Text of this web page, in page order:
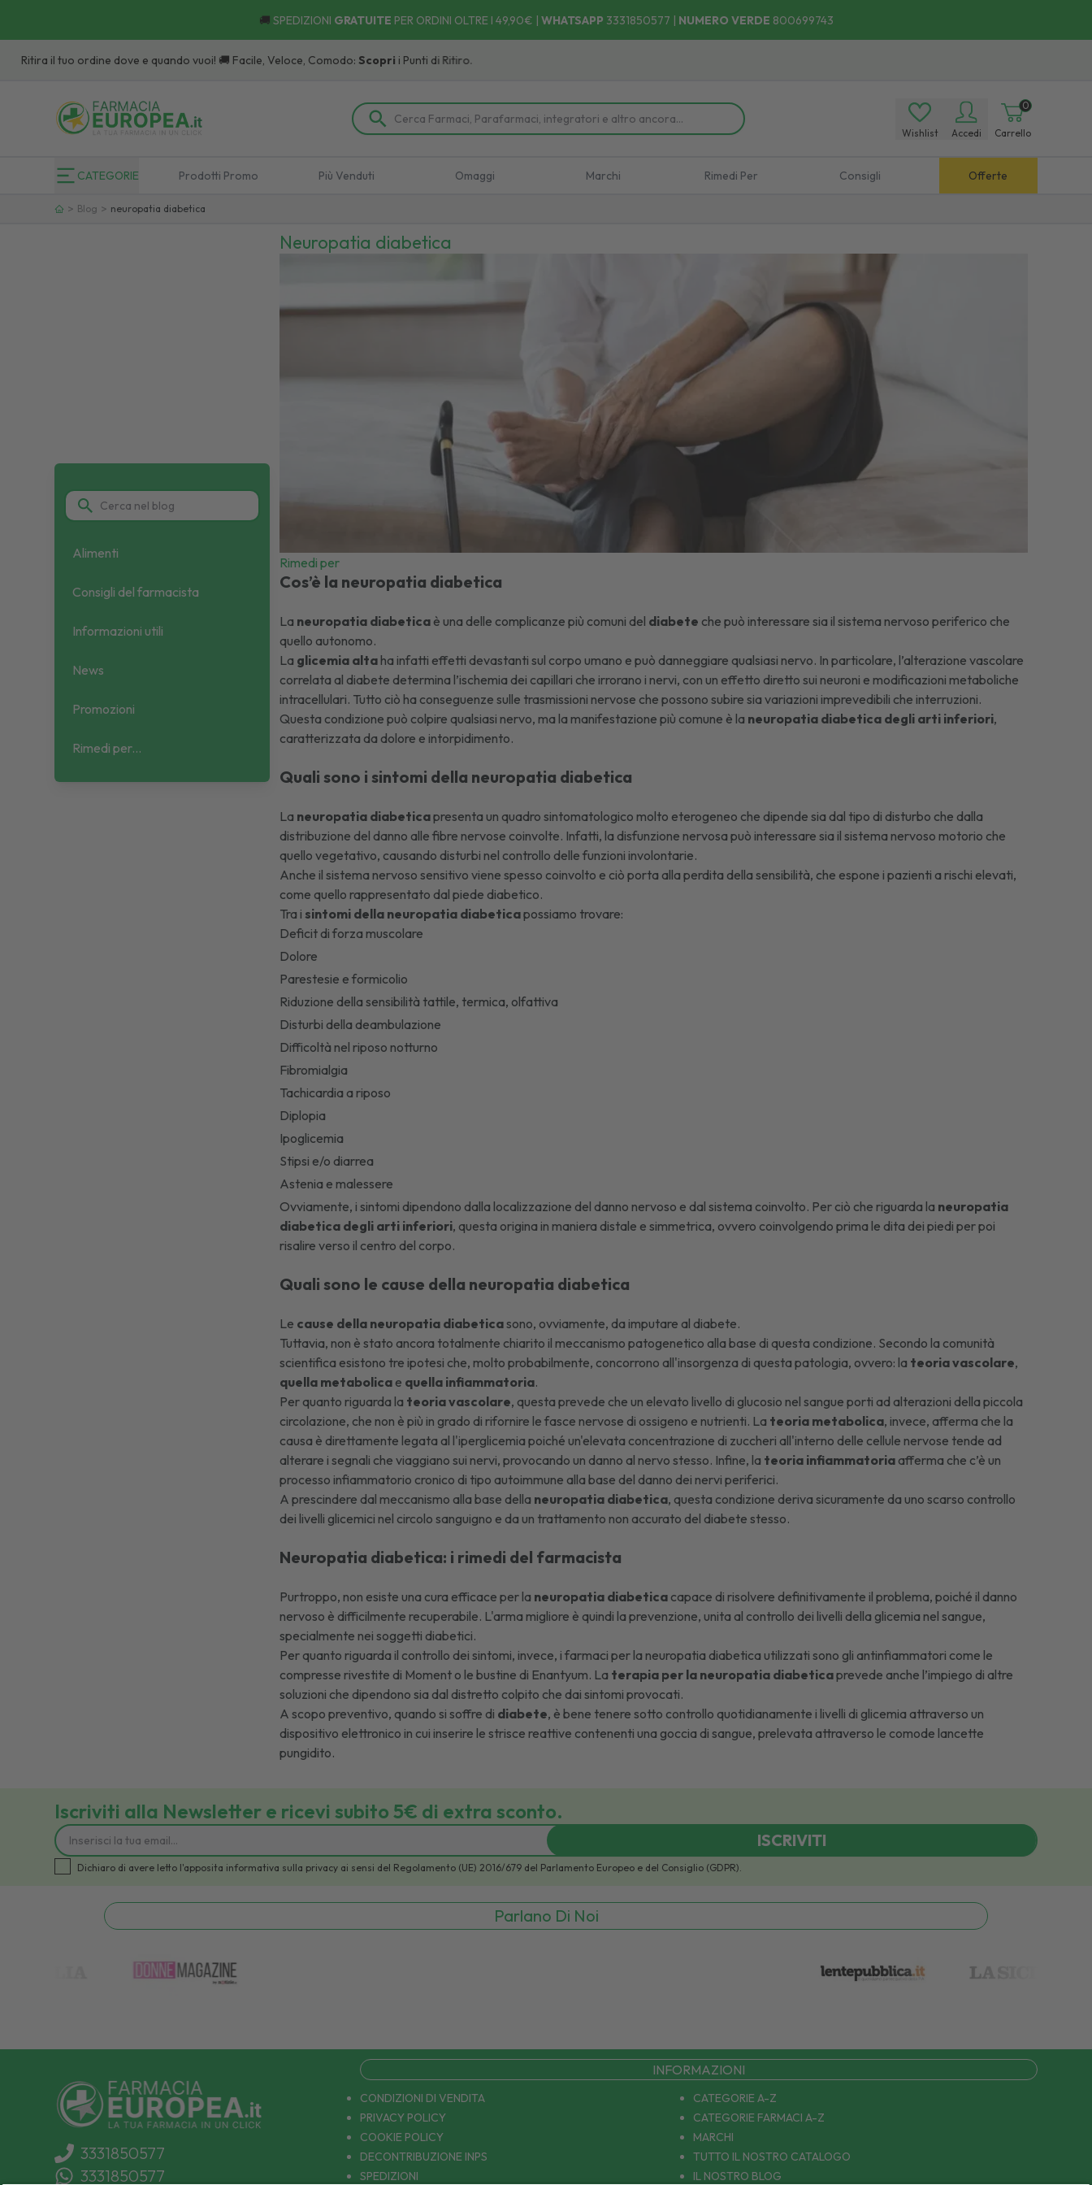
🚚 SPEDIZIONI GRATUITE PER ORDINI OLTRE I 49,90€ | WHATSAPP 3331850577 | NUMERO VERDE 800699743
tuo ordine dove e quando vuoi! 🚚 Facile, Veloce, Comodo: Scoprii Punti di Ritiro.
Wishlist Accedi
0
Carrello
CATEGORIE Prodotti Promo Più Venduti Omaggi Marchi Rimedi Per Consigli Offerte
> Blog > neuropatia diabetica
Alimenti
Consigli del farmacista
Informazioni utili
News
Promozioni
Rimedi per...
Neuropatia diabetica
Rimedi per
Cos’è la neuropatia diabetica
La neuropatia diabeticaè una delle complicanze più comuni del diabete che può interessare sia il sistema nervoso periferico che
quello autonomo.
La glicemia altaha infatti effetti devastanti sul corpo umano e può danneggiare qualsiasi nervo. In particolare, l’alterazione vascolare
correlata al diabete determina l’ischemia dei capillari che irrorano i nervi, con un effetto diretto sui neuroni e modificazioni metaboliche
intracellulari. Tutto ciò ha conseguenze sulle trasmissioni nervose che possono subire sia variazioni imprevedibili che interruzioni.
Questa condizione può colpire qualsiasi nervo, ma la manifestazione più comune è la neuropatia diabetica degli arti inferiori,
caratterizzata da dolore e intorpidimento.
Quali sono i sintomi della neuropatia diabetica
La neuropatia diabeticapresenta un quadro sintomatologico molto eterogeneo che dipende sia dal tipo di disturbo che dalla
distribuzione del danno alle fibre nervose coinvolte. Infatti, la disfunzione nervosa può interessare sia il sistema nervoso motorio che
quello vegetativo, causando disturbi nel controllo delle funzioni involontarie.
Anche il sistema nervoso sensitivo viene spesso coinvolto e ciò porta alla perdita della sensibilità, che espone i pazienti a rischi elevati,
come quello rappresentato dal piede diabetico.
Tra i sintomi della neuropatia diabeticapossiamo trovare:
Deficit di forza muscolare
Dolore
Parestesie e formicolio
Riduzione della sensibilità tattile, termica, olfattiva
Disturbi della deambulazione
Difficoltà nel riposo notturno
Fibromialgia
Tachicardia a riposo
Diplopia
Ipoglicemia
Stipsi e/o diarrea
Astenia e malessere
Ovviamente, i sintomi dipendono dalla localizzazione del danno nervoso e dal sistema coinvolto. Per ciò che riguarda la neuropatia
diabetica degli arti inferiori, questa origina in maniera distale e simmetrica, ovvero coinvolgendo prima le dita dei piedi per poi
risalire verso il centro del corpo.
Quali sono le cause della neuropatia diabetica
Le cause della neuropatia diabeticasono, ovviamente, da imputare al diabete.
Tuttavia, non è stato ancora totalmente chiarito il meccanismo patogenetico alla base di questa condizione. Secondo la comunità
scientifica esistono tre ipotesi che, molto probabilmente, concorrono all'insorgenza di questa patologia, ovvero: la teoria vascolare,
quella metabolicae quella infiammatoria.
Per quanto riguarda la teoria vascolare, questa prevede che un elevato livello di glucosio nel sangue porti ad alterazioni della piccola
circolazione, che non è più in grado di rifornire le fasce nervose di ossigeno e nutrienti. La teoria metabolica, invece, afferma che la
causa è direttamente legata al l'iperglicemia poiché un'elevata concentrazione di zuccheri all'interno delle cellule nervose tende ad
alterare i segnali che viaggiano sui nervi, provocando un danno al nervo stesso. Infine, la teoria infiammatoriaafferma che c’è un
processo infiammatorio cronico di tipo autoimmune alla base del danno dei nervi periferici.
A prescindere dal meccanismo alla base della neuropatia diabetica, questa condizione deriva sicuramente da uno scarso controllo
dei livelli glicemici nel circolo sanguigno e da un trattamento non accurato del diabete stesso.
Neuropatia diabetica: i rimedi del farmacista
Purtroppo, non esiste una cura efficace per la neuropatia diabeticacapace di risolvere definitivamente il problema, poiché il danno
nervoso è difficilmente recuperabile. L'arma migliore è quindi la prevenzione, unita al controllo dei livelli della glicemia nel sangue,
specialmente nei soggetti diabetici.
Per quanto riguarda il controllo dei sintomi, invece, i farmaci per la neuropatia diabetica utilizzati sono gli antinfiammatori come le
compresse rivestite di Momento le bustine di Enantyum. La terapia per la neuropatia diabeticaprevede anche l’impiego di altre
soluzioni che dipendono sia dal distretto colpito che dai sintomi provocati.
A scopo preventivo, quando si soffre di diabete, è bene tenere sotto controllo quotidianamente i livelli di glicemia attraverso un
dispositivo elettronico in cui inserire le strisce reattive contenenti una goccia di sangue, prelevata attraverso le comode lancette
pungidito.
Iscriviti alla Newsletter e ricevi subito 5€ di extra sconto.
ISCRIVITI
Dichiaro di avere letto l'apposita informativa sulla privacy ai sensi del Regolamento (UE) 2016/679 del Parlamento Europeo e del Consiglio (GDPR).
Parlano Di Noi
3331850577
3331850577
INFORMAZIONI
CONDIZIONI DI VENDITA
PRIVACY POLICY
COOKIE POLICY
DECONTRIBUZIONE INPS
SPEDIZIONI
CATEGORIE A-Z
CATEGORIE FARMACI A-Z
MARCHI
TUTTO IL NOSTRO CATALOGO
IL NOSTRO BLOG